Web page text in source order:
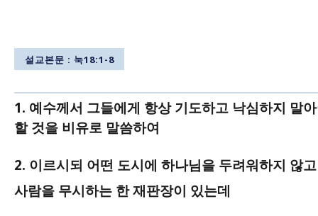
2012
년
2012
년
10월
25일
월요말씀치유집회 - 돌을 옮겨 놓아라
10월
월요말씀치유집회 - 새 사람을 입으라
2012
년
설교본문 : 눅18:1-8
1. 예수께서 그들에게 항상 기도하고 낙심하지 말
할 것을 비유로 말씀하여
2. 이르시되 어떤 도시에 하나님을 두려워하지 않고
사람을 무시하는 한 재판장이 있는데